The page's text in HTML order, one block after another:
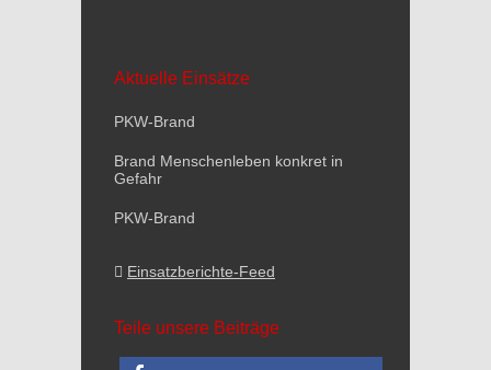
Aktuelle Einsätze
PKW-Brand
Brand Menschenleben konkret in
Gefahr
PKW-Brand
Einsatzberichte-Feed
Teile unsere Beiträge